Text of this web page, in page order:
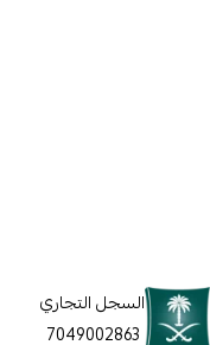
السجل التجاري
7049002863